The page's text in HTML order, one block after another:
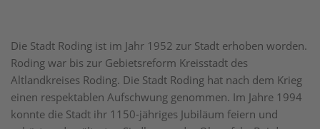
Die Stadt Roding ist im Jahr 1952 zur Stadt erhoben worden.
Roding war bis zur Gebietsreform Kreisstadt des
Altlandkreises Roding. Die Stadt Roding hat nach dem Krieg
einen respektablen Aufschwung genommen. Im Jahre 1994
konnte die Stadt ihr 1150-jähriges Jubiläum feiern und